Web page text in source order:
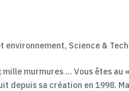
environnement, Science &
murmures … Vous êtes au
depuis sa création en 1998.